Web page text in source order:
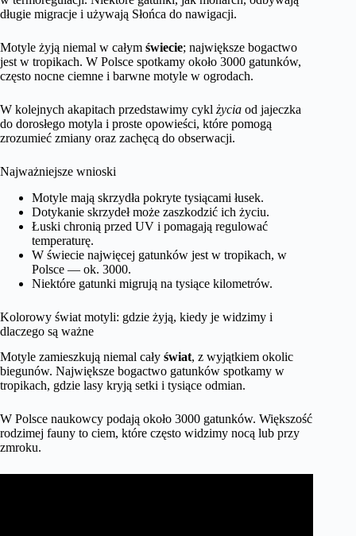
długie migracje i używają Słońca do nawigacji.
Motyle żyją niemal w całym świecie; największe bogactwo
jest w tropikach. W Polsce spotkamy około 3000 gatunków,
często nocne ciemne i barwne motyle w ogrodach.
W kolejnych akapitach przedstawimy cykl życia od jajeczka
do dorosłego motyla i proste opowieści, które pomogą
zrozumieć zmiany oraz zachęcą do obserwacji.
Najważniejsze wnioski
Motyle mają skrzydła pokryte tysiącami łusek.
Dotykanie skrzydeł może zaszkodzić ich życiu.
Łuski chronią przed UV i pomagają regulować
temperaturę.
W świecie najwięcej gatunków jest w tropikach, w
Polsce — ok. 3000.
Niektóre gatunki migrują na tysiące kilometrów.
Kolorowy świat motyli: gdzie żyją, kiedy je widzimy i
dlaczego są ważne
Motyle zamieszkują niemal cały świat, z wyjątkiem okolic
biegunów. Największe bogactwo gatunków spotkamy w
tropikach, gdzie lasy kryją setki i tysiące odmian.
W Polsce naukowcy podają około 3000 gatunków. Większość
rodzimej fauny to ciem, które często widzimy nocą lub przy
zmroku.